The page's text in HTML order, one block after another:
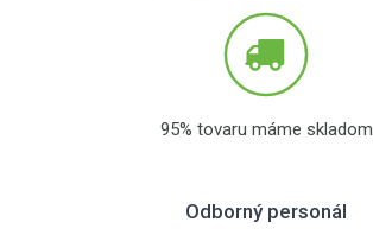
95% tovaru máme skladom
Odborný personál